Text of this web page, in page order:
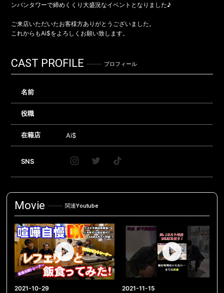
ンパンタワーで締めくくり大盛況なイベントとなりました♪
ご来店いただいたお客様方ありがとうございました。
これからもAi$をよろしくお願い致します。
CAST PROFILE プロフィール
名前
役職
在籍店 Ai$
SNS
Movie 関連Youtube
2021-10-29 2021-11-15